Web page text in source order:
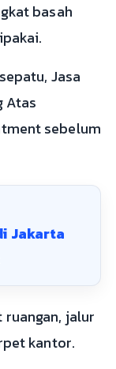
basah
Jasa
Atas
sebelum
Jakarta
jalur
kantor.